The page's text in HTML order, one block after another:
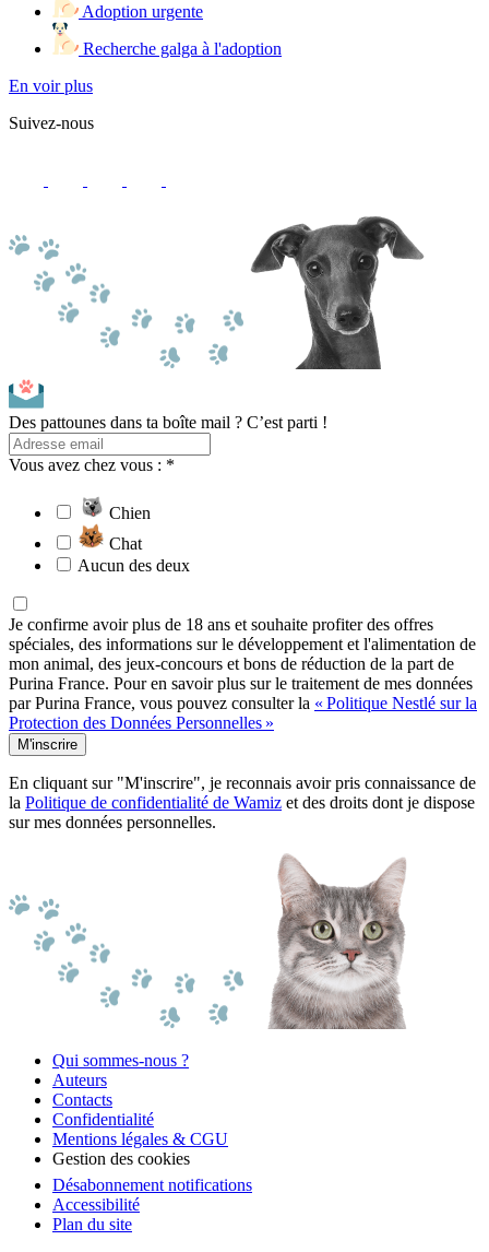
Adoption urgente
Recherche galga à l'adoption
En voir plus
Suivez-nous
Des pattounes dans ta boîte mail ? C’est parti !
Vous avez chez vous : *
Chien
Chat
Aucun des deux
Je confirme avoir plus de 18 ans et souhaite profiter des offres
spéciales, des informations sur le développement et l'alimentation de
mon animal, des jeux-concours et bons de réduction de la part de
Purina France. Pour en savoir plus sur le traitement de mes données
par Purina France, vous pouvez consulter la « Politique Nestlé sur la
Protection des Données Personnelles »
M'inscrire
En cliquant sur "M'inscrire", je reconnais avoir pris connaissance de
la Politique de confidentialité de Wamiz et des droits dont je dispose
sur mes données personnelles.
Qui sommes-nous ?
Auteurs
Contacts
Confidentialité
Mentions légales & CGU
Gestion des cookies
Désabonnement notifications
Accessibilité
Plan du site